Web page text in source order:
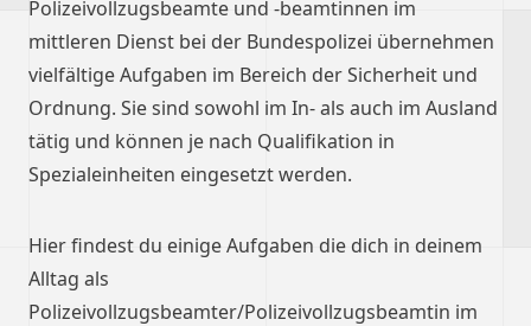
Polizeivollzugsbeamte und -beamtinnen im
mittleren Dienst bei der Bundespolizei übernehmen
vielfältige Aufgaben im Bereich der Sicherheit und
Ordnung. Sie sind sowohl im In- als auch im Ausland
tätig und können je nach Qualifikation in
Spezialeinheiten eingesetzt werden.
Hier findest du einige Aufgaben die dich in deinem
Alltag als
Polizeivollzugsbeamter/Polizeivollzugsbeamtin im